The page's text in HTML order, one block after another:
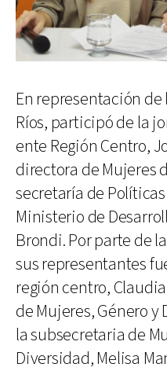
En representación
Ríos, participó de la
ente Región Centro,
directora de Mujeres
secretaría de
Ministerio de
Brondi. Por parte de
sus representantes
región centro,
de Mujeres, Género
la subsecretaria de
Diversidad, Melisa